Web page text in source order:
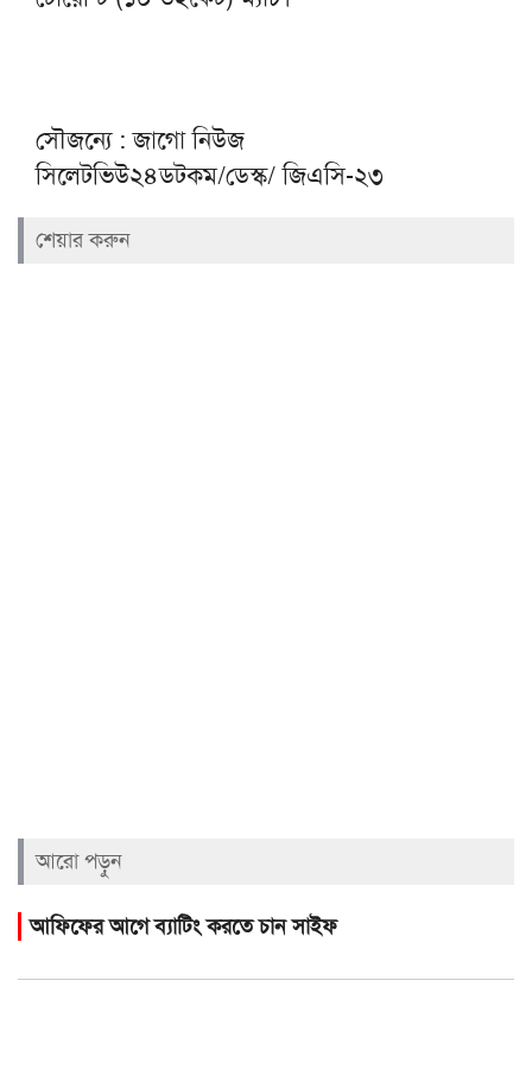
সৌজন্যে : জাগো নিউজ
সিলেটভিউ২৪ডটকম/ডেস্ক/ জিএসি-২৩
শেয়ার করুন
আরো পড়ুন
আফিফের আগে ব্যাটিং করতে চান সাইফ